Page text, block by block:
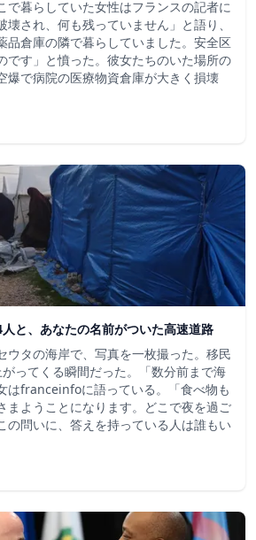
で暮らしていた女性はフランスの記者に
壊され、何も残っていません」と語り、
品倉庫の隣で暮らしていました。安全区
です」と憤った。彼女たちのいた場所の
爆で病院の医療物資倉庫が大きく損壊
と、あなたの名前がついた高速道路
ウタの海岸で、写真を一枚撮った。移民
ってくる瞬間だった。「数分前まで海
はfranceinfoに語っている。「食べ物も
まようことになります。どこで夜を過ご
の問いに、答えを持っている人は誰もい